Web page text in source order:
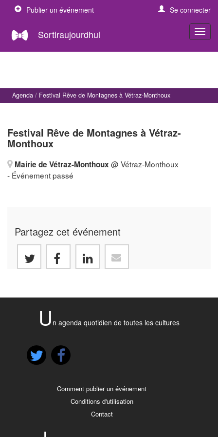
Publier un événement Se connecter
Sortiraujourdhui
Agenda Festival Rêve de Montagnes à Vétraz-Monthoux
Festival Rêve de Montagnes à Vétraz-
Monthoux
Mairie de Vétraz-Monthoux @ Vétraz-Monthoux
- Événement passé
Partagez cet événement
U n agenda quotidien de toutes les cultures
Comment publier un événement
Conditions d'utilisation
Contact